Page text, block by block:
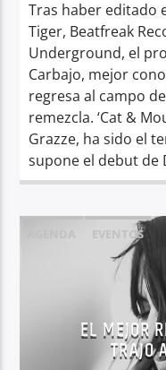
Tras haber editado
Tiger, Beatfreak
Underground, el
Carbajo, mejor
regresa al campo
remezcla. ‘Cat &
Grazze, ha sido el
supone el debut de
EVENTOS
EL MEJOR
TRAJO